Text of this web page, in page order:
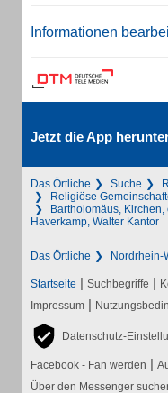
Informationen
Jetzt die App
Das Örtliche Suche
Religiöse
Bartholomäus,
Haverkamp, Walter Kantor
Das Örtliche Nordrhein-
Startseite | Suchbegriffe |
Impressum |
Datenschutz-
Facebook - Fan werden |
Über den Messenger